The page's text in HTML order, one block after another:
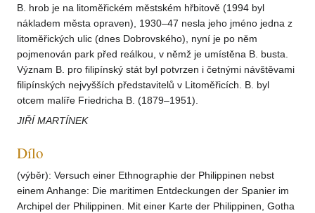
B. hrob je na litoměřickém městském hřbitově (1994 byl
nákladem města opraven), 1930–47 nesla jeho jméno jedna z
litoměřických ulic (dnes Dobrovského), nyní je po něm
pojmenován park před reálkou, v němž je umístěna B. busta.
Význam B. pro filipínský stát byl potvrzen i četnými návštěvami
filipínských nejvyšších představitelů v Litoměřicích. B. byl
otcem malíře Friedricha B. (1879–1951).
JIŘÍ MARTÍNEK
Dílo
(výběr): Versuch einer Ethnographie der Philippinen nebst
einem Anhange: Die maritimen Entdeckungen der Spanier im
Archipel der Philippinen. Mit einer Karte der Philippinen, Gotha